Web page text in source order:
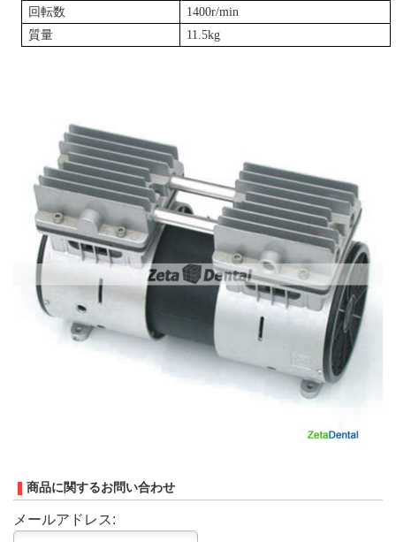
回転数
1400r/min
質量
11.5kg
商品に関するお問い合わせ
メールアドレス: